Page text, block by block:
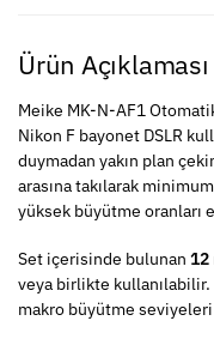
Ürün Açıklaması
Meike MK-N-AF1
Nikon F bayonet DSLR
duymadan yakın plan
arasına takılarak
yüksek büyütme oranları
Set içerisinde bulunan 12
veya birlikte kullanılabilir.
makro büyütme